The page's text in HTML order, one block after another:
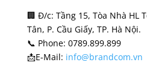
🏢 Đ/c: Tầng 15, Tòa Nhà HL
Tân, P. Cầu Giấy, TP. Hà Nội.
📞 Phone: 0789.899.899
📩E-Mail: info@brandcom.vn